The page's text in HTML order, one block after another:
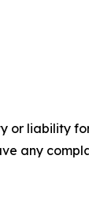
or liability
any